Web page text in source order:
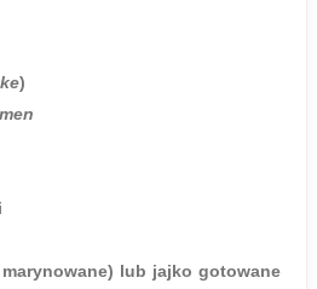
)
lub jajko gotowane